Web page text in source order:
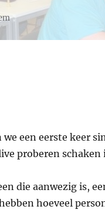
een eerste keer
proberen schaken
die aanwezig is,
hoeveel